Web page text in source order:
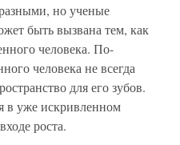
но ученые
быть вызвана тем, как
человека. По-
человека не всегда
для его зубов.
в уже искривленном
роста.